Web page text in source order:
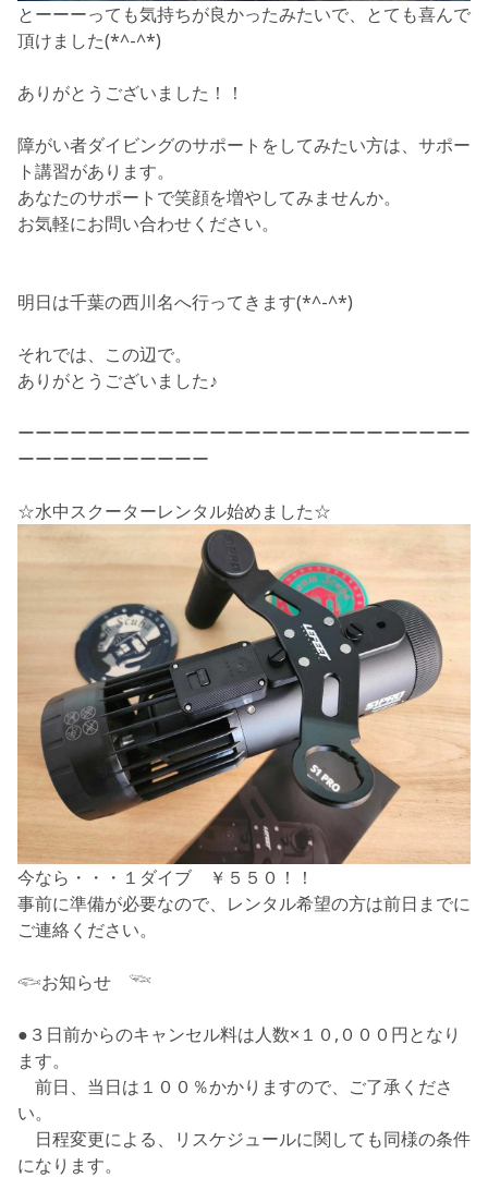
とーーーっても気持ちが良かったみたいで、とても喜んで
頂けました(*^-^*)
ありがとうございました！！
障がい者ダイビングのサポートをしてみたい方は、サポー
ト講習があります。
あなたのサポートで笑顔を増やしてみませんか。
お気軽にお問い合わせください。
明日は千葉の西川名へ行ってきます(*^-^*)
それでは、この辺で。
ありがとうございました♪
ーーーーーーーーーーーーーーーーーーーーーーーーーー
ーーーーーーーーーーー
☆水中スクーターレンタル始めました☆
今なら・・・１ダイブ ￥５５０！！
事前に準備が必要なので、レンタル希望の方は前日までに
ご連絡ください。
𓆟お知らせ 𓆝
●３日前からのキャンセル料は人数×１０,０００円となり
ます。
前日、当日は１００％かかりますので、ご了承くださ
い。
日程変更による、リスケジュールに関しても同様の条件
になります。